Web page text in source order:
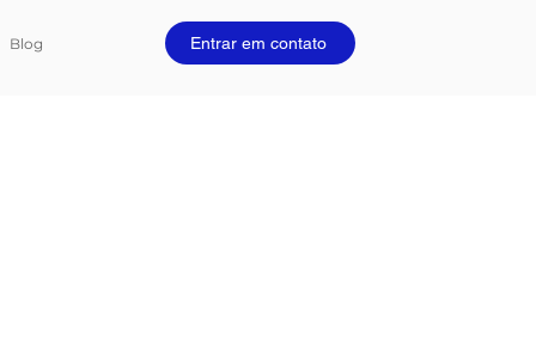
Blog Entrar em contato